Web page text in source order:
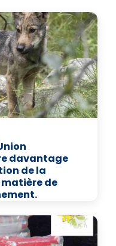
davantage
de la
de